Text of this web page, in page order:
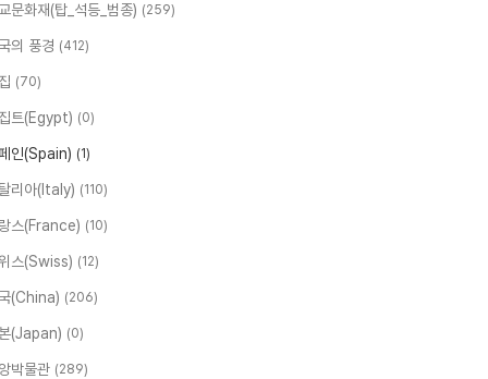
문화재(탑_석등_범종) (259)
의 풍경 (412)
(70)
트(Egypt) (0)
인(Spain) (1)
리아(Italy) (110)
스(France) (10)
스(Swiss) (12)
(China) (206)
(Japan) (0)
박물관 (289)